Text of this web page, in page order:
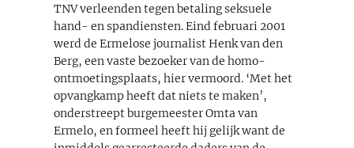
TNV verleenden tegen betaling seksuele
hand- en spandiensten. Eind februari 2001
werd de Ermelose journalist Henk van den
Berg, een vaste bezoeker van de homo-
ontmoetingsplaats, hier vermoord. ‘Met het
opvangkamp heeft dat niets te maken’,
onderstreept burgemeester Omta van
Ermelo, en formeel heeft hij gelijk want de